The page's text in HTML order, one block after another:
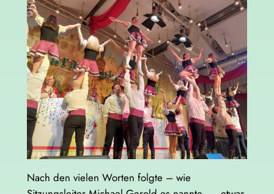
Nach den vielen Worten folgte – wie